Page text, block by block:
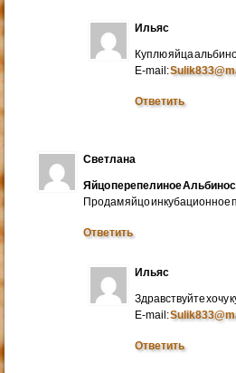
Ильяс
Куплю яйца
E-mail:
Ответить
Светлана
Яйцо перепелиное
Продам яйцо инкубационное
Ответить
Ильяс
Здравствуйте хочу
E-mail:
Ответить